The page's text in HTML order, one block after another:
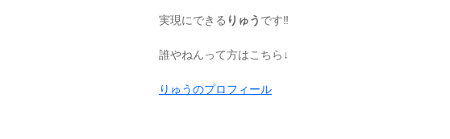
実現にできる りゅう です‼️
誰やねんって方はこちら↓
りゅうのプロフィール